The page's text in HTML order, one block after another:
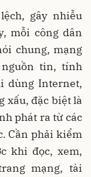
gây nhiễu
mỗi công dân
chung, mạng
tin, tính
dùng Internet,
xấu, đặc biệt là
phát ra từ các
Cần phải kiểm
khi đọc, xem,
mạng, tài